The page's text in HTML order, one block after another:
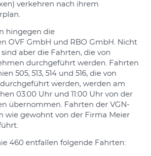
verkehren nach ihrem
hingegen die
OVF GmbH und RBO GmbH. Nicht
aber die Fahrten, die von
durchgeführt werden. Fahrten
505, 513, 514 und 516, die von
werden, werden am
03:00 Uhr und 11:00 Uhr von der
übernommen. Fahrten der VGN-
wie gewohnt von der Firma Meier
460 entfallen folgende Fahrten: